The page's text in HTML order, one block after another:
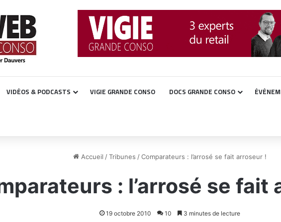
VIDÉOS & PODCASTS VIGIE GRANDE CONSO DOCS GRANDE CONSO
Accueil / Tribunes / Comparateurs : l’arrosé se fait arroseur !
: l’arrosé se fait
19 octobre 2010 10 3 minutes de lecture